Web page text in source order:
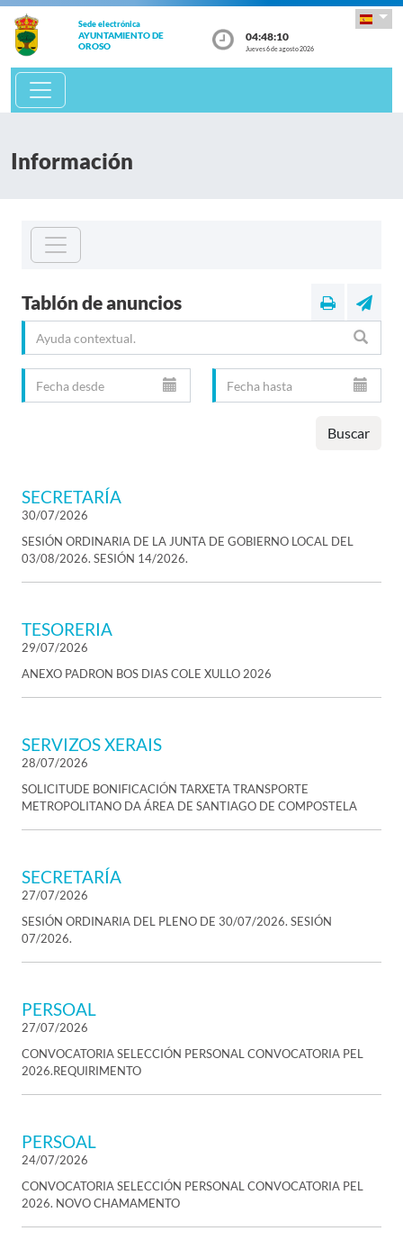
Sede electrónica
AYUNTAMIENTO DE
OROSO
04:48:11
Jueves 6 de agosto 2026
Información
Tablón de anuncios
Buscar
SECRETARÍA
30/07/2026
SESIÓN ORDINARIA DE LA JUNTA DE GOBIERNO LOCAL DEL
03/08/2026. SESIÓN 14/2026.
TESORERIA
29/07/2026
ANEXO PADRON BOS DIAS COLE XULLO 2026
SERVIZOS XERAIS
28/07/2026
SOLICITUDE BONIFICACIÓN TARXETA TRANSPORTE
METROPOLITANO DA ÁREA DE SANTIAGO DE COMPOSTELA
SECRETARÍA
27/07/2026
SESIÓN ORDINARIA DEL PLENO DE 30/07/2026. SESIÓN
07/2026.
PERSOAL
27/07/2026
CONVOCATORIA SELECCIÓN PERSONAL CONVOCATORIA PEL
2026.REQUIRIMENTO
PERSOAL
24/07/2026
CONVOCATORIA SELECCIÓN PERSONAL CONVOCATORIA PEL
2026. NOVO CHAMAMENTO